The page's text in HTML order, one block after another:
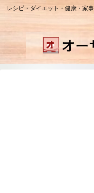
レシピ・ダイエット・健康・家